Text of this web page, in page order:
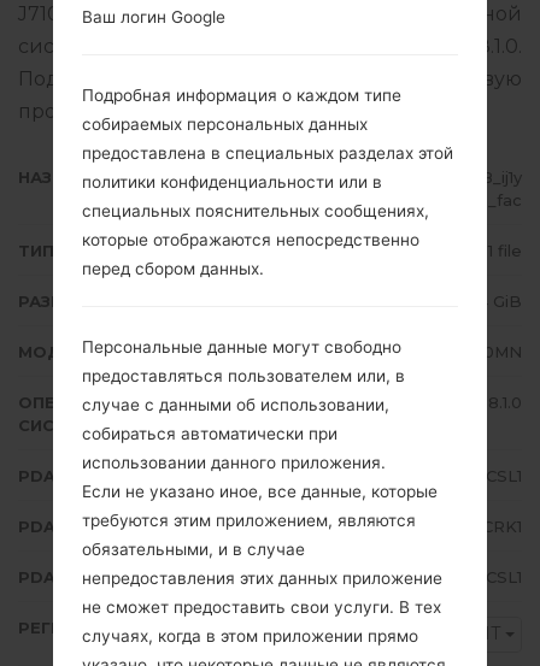
J710MNUBS4CSL1. Версия операционной
системы данной прошивки Android Oreo 8.1.0.
Подробная инструкция, как прошить стоковую
прошивку на устройства Samsung
НАЗВАНИЕ ФАЙЛА
SM-J710MN_1_20200120093628_ij1y
hynmya_fac
ТИП ПРОШИВКИ 1 file
РАЗМЕР ФАЙЛА 2.14 GiB
МОДЕЛЬ Samsung SM-J710MN
ОПЕРАЦИОННАЯ
СИСТЕМА
Android Oreo 8.1.0
PDA/AP ВЕРСИЯ J710MNUBS4CSL1
PDA/AP ВЕРСИЯ J710MNUWT4CRK1
PDA/AP ВЕРСИЯ J710MNUBS4CSL1
РЕГИОН CHT
Ваш логин Google
Подробная информация о каждом типе
собираемых персональных данных
предоставлена в специальных разделах этой
политики конфиденциальности или в
специальных пояснительных сообщениях,
которые отображаются непосредственно
перед сбором данных.
Персональные данные могут свободно
предоставляться пользователем или, в
случае с данными об использовании,
собираться автоматически при
использовании данного приложения.
Если не указано иное, все данные, которые
требуются этим приложением, являются
обязательными, и в случае
непредоставления этих данных приложение
не сможет предоставить свои услуги. В тех
случаях, когда в этом приложении прямо